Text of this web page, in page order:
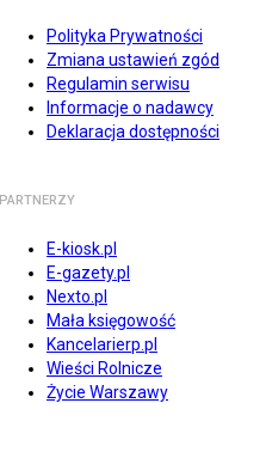
Polityka Prywatności
Zmiana ustawień zgód
Regulamin serwisu
Informacje o nadawcy
Deklaracja dostępności
PARTNERZY
E-kiosk.pl
E-gazety.pl
Nexto.pl
Mała księgowość
Kancelarierp.pl
Wieści Rolnicze
Życie Warszawy